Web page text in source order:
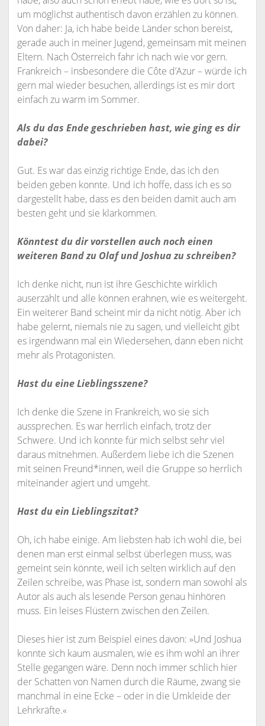
um möglichst authentisch davon erzählen zu können.
Von daher: Ja, ich habe beide Länder schon bereist,
gerade auch in meiner Jugend, gemeinsam mit meinen
Eltern. Nach Österreich fahr ich nach wie vor gern.
Frankreich – insbesondere die Côte d’Azur – würde ich
gern mal wieder besuchen, allerdings ist es mir dort
einfach zu warm im Sommer.
Als du das Ende geschrieben hast, wie ging es dir
dabei?
Gut. Es war das einzig richtige Ende, das ich den
beiden geben konnte. Und ich hoffe, dass ich es so
dargestellt habe, dass es den beiden damit auch am
besten geht und sie klarkommen.
Könntest du dir vorstellen auch noch einen
weiteren Band zu Olaf und Joshua zu schreiben?
Ich denke nicht, nun ist ihre Geschichte wirklich
auserzählt und alle können erahnen, wie es weitergeht.
Ein weiterer Band scheint mir da nicht nötig. Aber ich
habe gelernt, niemals nie zu sagen, und vielleicht gibt
es irgendwann mal ein Wiedersehen, dann eben nicht
mehr als Protagonisten.
Hast du eine Lieblingsszene?
Ich denke die Szene in Frankreich, wo sie sich
aussprechen. Es war herrlich einfach, trotz der
Schwere. Und ich konnte für mich selbst sehr viel
daraus mitnehmen. Außerdem liebe ich die Szenen
mit seinen Freund*innen, weil die Gruppe so herrlich
miteinander agiert und umgeht.
Hast du ein Lieblingszitat?
Oh, ich habe einige. Am liebsten hab ich wohl die, bei
denen man erst einmal selbst überlegen muss, was
gemeint sein könnte, weil ich selten wirklich auf den
Zeilen schreibe, was Phase ist, sondern man sowohl als
Autor als auch als lesende Person genau hinhören
muss. Ein leises Flüstern zwischen den Zeilen.
Dieses hier ist zum Beispiel eines davon: »Und Joshua
konnte sich kaum ausmalen, wie es ihm wohl an ihrer
Stelle gegangen wäre. Denn noch immer schlich hier
der Schatten von Namen durch die Räume, zwang sie
manchmal in eine Ecke – oder in die Umkleide der
Lehrkräfte.«